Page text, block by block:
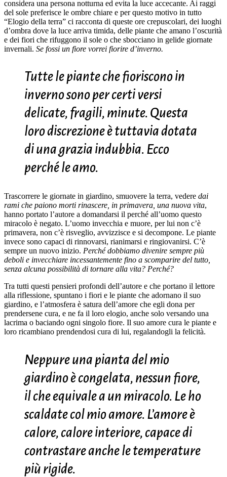
considera una persona notturna ed evita la luce accecante. Ai raggi
del sole preferisce le ombre chiare e per questo motivo in tutto
“Elogio della terra” ci racconta di queste ore crepuscolari, dei luoghi
d’ombra dove la luce arriva timida, delle piante che amano l’oscurità
e dei fiori che rifuggono il sole o che sbocciano in gelide giornate
invernali. Se fossi un fiore vorrei fiorire d’inverno.
Tutte le piante che fioriscono in
inverno sono per certi versi
delicate, fragili, minute. Questa
loro discrezione è tuttavia dotata
di una grazia indubbia. Ecco
perché le amo.
Trascorrere le giornate in giardino, smuovere la terra, vedere dai
rami che paiono morti rinascere, in primavera, una nuova vita,
hanno portato l’autore a domandarsi il perché all’uomo questo
miracolo è negato. L’uomo invecchia e muore, per lui non c’è
primavera, non c’è risveglio, avvizzisce e si decompone. Le piante
invece sono capaci di rinnovarsi, rianimarsi e ringiovanirsi. C’è
sempre un nuovo inizio. Perché dobbiamo divenire sempre più
deboli e invecchiare incessantemente fino a scomparire del tutto,
senza alcuna possibilità di tornare alla vita? Perché?
Tra tutti questi pensieri profondi dell’autore e che portano il lettore
alla riflessione, spuntano i fiori e le piante che adornano il suo
giardino, e l’atmosfera è satura dell’amore che egli dona per
prendersene cura, e ne fa il loro elogio, anche solo versando una
lacrima o baciando ogni singolo fiore. Il suo amore cura le piante e
loro ricambiano prendendosi cura di lui, regalandogli la felicità.
Neppure una pianta del mio
giardino è congelata, nessun fiore,
il che equivale a un miracolo. Le ho
scaldate col mio amore. L’amore è
calore, calore interiore, capace di
contrastare anche le temperature
più rigide.